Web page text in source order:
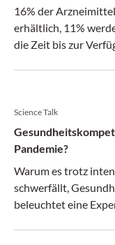
16% der
erhältlich, 11%
die Zeit bis zur
Science Talk
Pandemie?
Warum es trotz
schwerfällt,
beleuchtet eine